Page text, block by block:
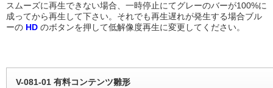
スムーズに再生できない場合、一時停止にてグレーのバーが100%に
成ってから再生して下さい。それでも再生遅れが発生する場合ブル
ーの HD のボタンを押して低解像度再生に変更してください。
V-081-01 有料コンテンツ雛形